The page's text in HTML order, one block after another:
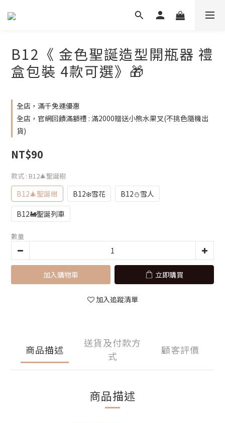
B12《 金色聖誕造型開瓶器 禮
盒包裝 4款可選》🎁
全店，滿千免運優惠
全店，官網回饋滿額禮 : 滿2000贈送小熊水果叉(不挑色隨機出
貨)
NT$90
款式 : B12🎄聖誕樹
B12🎄聖誕樹 B12❄️雪花
B12⛄雪人
B12🚂聖誕列車
數量
加入購物車 立即購買
加入追蹤清單
商品描述
送貨及付款方
式
顧客評價
商品描述